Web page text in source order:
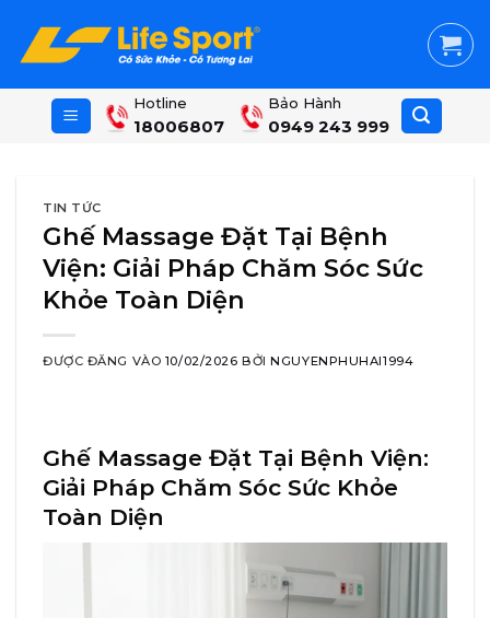
content
Hotline
18006807
Bảo Hành
0949 243 999
TIN TỨC
Ghế Massage Đặt Tại Bệnh
Viện: Giải Pháp Chăm Sóc Sức
Khỏe Toàn Diện
ĐƯỢC ĐĂNG VÀO 10/02/2026 BỞINGUYENPHUHAI1994
Ghế Massage Đặt Tại Bệnh Viện:
Giải Pháp Chăm Sóc Sức Khỏe
Toàn Diện